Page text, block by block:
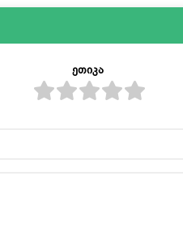
ეთიკა